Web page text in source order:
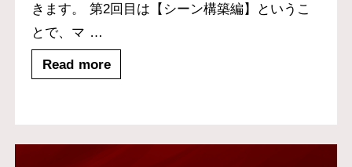
きます。 第2回目は【シーン構築編】というこ
とで、マ …
Read more